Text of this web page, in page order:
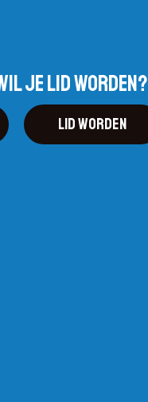
je lid worden?
Lid worden